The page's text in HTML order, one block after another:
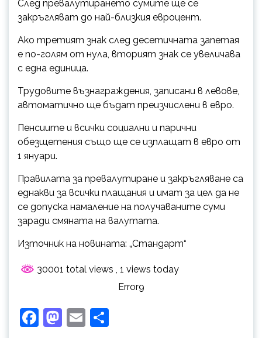
След превалутирането сумите ще се
закръгляват до най-близкия евроцент.
Ако третият знак след десетичната запетая
е по-голям от нула, вторият знак се увеличава
с една единица.
Трудовите възнаграждения, записани в левове,
автоматично ще бъдат преизчислени в евро.
Пенсиите и всички социални и парични
обезщетения също ще се изплащат в евро от
1 януари.
Правилата за превалутиране и закръгляване са
еднакви за всички плащания и имат за цел да не
се допуска намаление на получаваните суми
заради смяната на валутата.
Източник на новината: „Стандарт“
30001 total views , 1 views today
Error9
Facebook
Mastodon
Email